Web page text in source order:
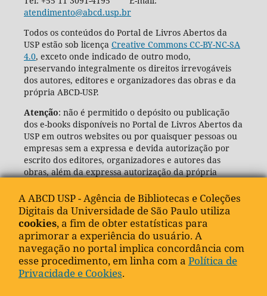
atendimento@abcd.usp.br
Todos os conteúdos do Portal de Livros Abertos da
USP estão sob licença Creative Commons CC-BY-NC-SA
4.0, exceto onde indicado de outro modo,
preservando integralmente os direitos irrevogáveis
dos autores, editores e organizadores das obras e da
própria ABCD-USP.
Atenção: não é permitido o depósito ou publicação
dos e-books disponíveis no Portal de Livros Abertos da
USP em outros websites ou por quaisquer pessoas ou
empresas sem a expressa e devida autorização por
escrito dos editores, organizadores e autores das
obras, além da expressa autorização da própria
(ABCD-USP).
A ABCD USP - Agência de Bibliotecas e Coleções
Digitais da Universidade de São Paulo utiliza
cookies, a fim de obter estatísticas para
aprimorar a experiência do usuário. A
navegação no portal implica concordância com
esse procedimento, em linha com a Política de
Privacidade e Cookies.